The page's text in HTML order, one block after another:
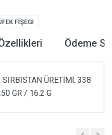
FİŞEGI
Ödeme
ÜRETİMİ. 338
GR / 16.2 G